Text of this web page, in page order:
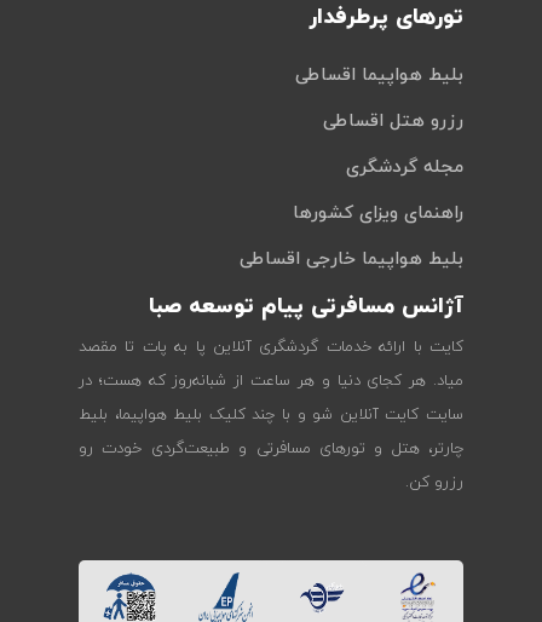
تورهای پرطرفدار
بلیط هواپیما اقساطی
رزرو هتل اقساطی
مجله گردشگری
راهنمای ویزای کشورها
بلیط هواپیما خارجی اقساطی
آژانس مسافرتی پیام توسعه صبا
کایت با ارائه خدمات گردشگری آنلاین پا به پات تا مقصد
میاد. هر کجای دنیا و هر ساعت از شبانه‌روز که هست؛ در
سایت کایت آنلاین شو و با چند کلیک بلیط هواپیما، بلیط
چارتر، هتل و تورهای مسافرتی و طبیعت‌گردی خودت رو
رزرو کن.